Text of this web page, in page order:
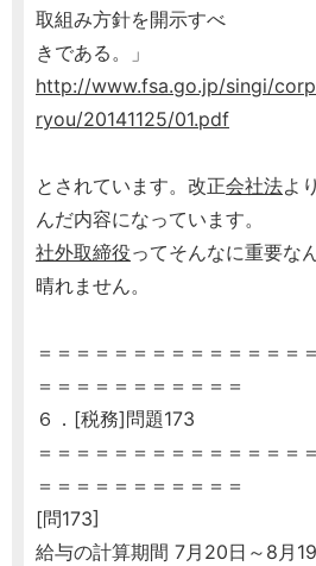
取組み方針を開示すべ
きである。」
http://www.fsa.go.jp/singi/
ryou/20141125/01.pdf
とされています。改正会社法よ
んだ内容になっています。
社外取締役ってそんなに重要な
晴れません。
＝＝＝＝＝＝＝＝＝＝＝＝＝＝
＝＝＝＝＝＝＝＝＝＝＝
６．[税務]問題173
＝＝＝＝＝＝＝＝＝＝＝＝＝＝
＝＝＝＝＝＝＝＝＝＝＝
[問173]
給与の計算期間 7月20日～8月